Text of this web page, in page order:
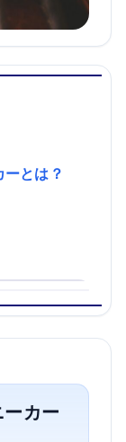
とは？
カー